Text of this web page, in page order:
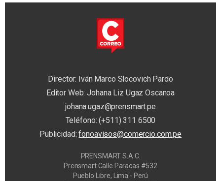
Director: Iván Marco Slocovich Pardo
Editor Web: Johana Liz Ugaz Oscanoa
johana.ugaz@prensmart.pe
Teléfono: (+511) 311 6500
Publicidad:fonoavisos@comercio.com.pe
PRENSMART S.A.C.
Prensmart Calle Paracas #532
Pueblo Libre, Lima - Perú